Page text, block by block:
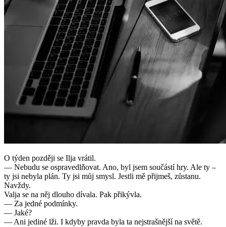
O týden později se Ilja vrátil.
— Nebudu se ospravedlňovat. Ano, byl jsem součástí hry. Ale ty –
ty jsi nebyla plán. Ty jsi můj smysl. Jestli mě přijmeš, zůstanu.
Navždy.
Valja se na něj dlouho dívala. Pak přikývla.
— Za jedné podmínky.
— Jaké?
— Ani jediné lži. I kdyby pravda byla ta nejstrašnější na světě.